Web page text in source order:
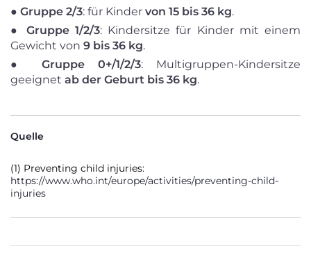
● Gruppe 2/3: für Kinder von 15 bis 36 kg.
● Gruppe 1/2/3: Kindersitze für Kinder mit einem
Gewicht von 9 bis 36 kg.
● Gruppe 0+/1/2/3: Multigruppen-Kindersitze
geeignet ab der Geburt bis 36 kg.
Quelle
(1) Preventing child injuries:
https://www.who.int/europe/activities/preventing-child-
injuries